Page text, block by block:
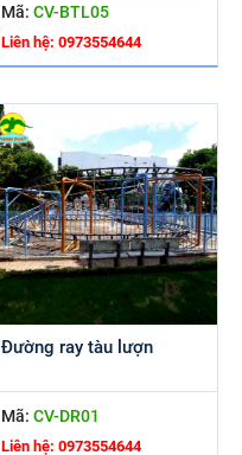
Mã: CV-BTL05
Liên hệ: 0973554644
Đường ray tàu lượn
Mã: CV-DR01
Liên hệ: 0973554644